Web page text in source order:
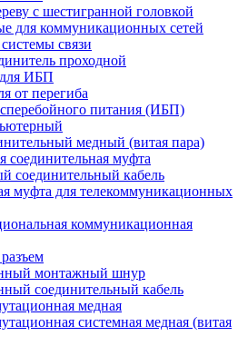
с шестигранной головкой
для коммуникационных сетей
связи
проходной
ИБП
от перегиба
питания (ИБП)
медный (витая пара)
соединительная муфта
соединительный кабель
муфта для телекоммуникационных
коммуникационная
монтажный шнур
соединительный кабель
медная
системная медная (витая